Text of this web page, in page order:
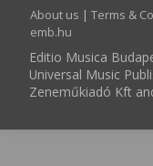
About us | Terms &
emb.hu
Editio Musica
Universal Music
Zeneműkiadó Kft